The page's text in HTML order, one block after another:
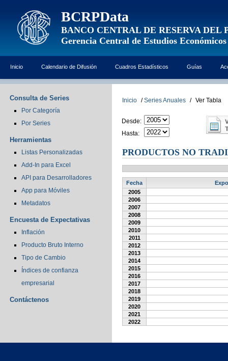
BCRPData
BANCO CENTRAL DE RESERVA DEL
Gerencia Central de Estudios Económicos
Inicio Calendario de Difusión Cuadros Estadísticos Guías
Consulta de Series
Por Categoría
Por Series
Herramientas
Listas Personalizadas
Add-In para Excel
API para Desarrolladores
App para Móviles
Metadatos
Encuesta de Expectativas
Inflación
Producto Bruto Interno
Tipo de Cambio
Índices de confianza
empresarial
Contáctenos
Inicio / Series Anuales / Ver Tabla
Desde:
Hasta:
PRODUCTOS NO
Fecha
2005
2006
2007
2008
2009
2010
2011
2012
2013
2014
2015
2016
2017
2018
2019
2020
2021
2022